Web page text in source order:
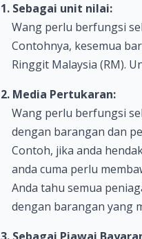
1. Sebagai unit nilai:
Wang perlu berfungsi
Contohnya, kesemua
Ringgit Malaysia (RM).
2. Media Pertukaran:
Wang perlu berfungsi
dengan barangan dan
Contoh, jika anda
anda cuma perlu
Anda tahu semua
dengan barangan yang